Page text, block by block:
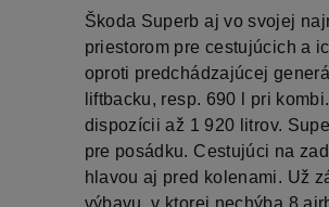
Škoda Superb aj vo svojej
priestorom pre cestujúcich a
oproti predchádzajúcej
liftbacku, resp. 690 l pri
dispozícii až 1 920 litrov.
pre posádku. Cestujúci na
hlavou aj pred kolenami. Už